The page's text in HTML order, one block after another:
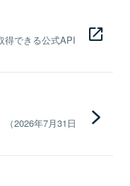
得できる公式API
2026年7月31日